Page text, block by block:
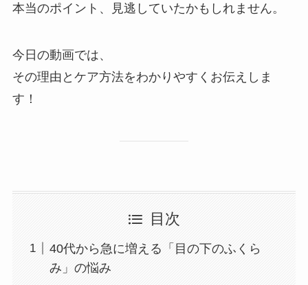
本当のポイント、見逃していたかもしれません。
今日の動画では、
その理由とケア方法をわかりやすくお伝えしま
す！
目次
40代から急に増える「目の下のふくら
み」の悩み